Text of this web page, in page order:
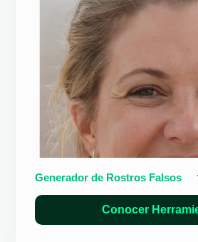
Generador de Rostros Falsos
Conocer